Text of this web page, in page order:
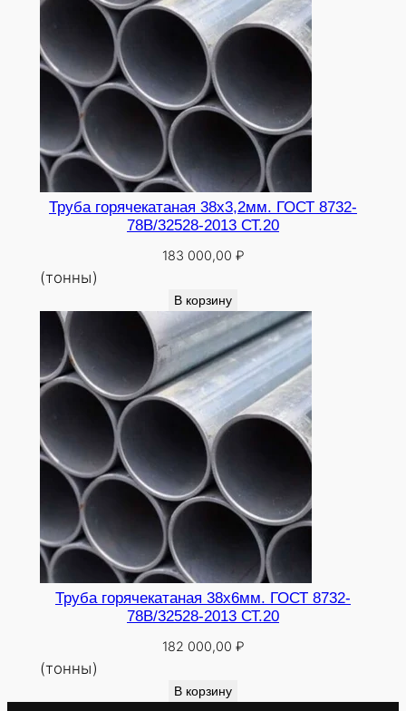
Труба горячекатаная 38х3,2мм. ГОСТ 8732-
78В/32528-2013 СТ.20
183 000,00 ₽
(тонны)
В корзину
Труба горячекатаная 38х6мм. ГОСТ 8732-
78В/32528-2013 СТ.20
182 000,00 ₽
(тонны)
В корзину